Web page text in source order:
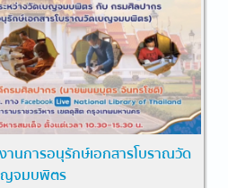
นการอนุรักษ์เอกสารโบราณวัด
ญจมบพิตร